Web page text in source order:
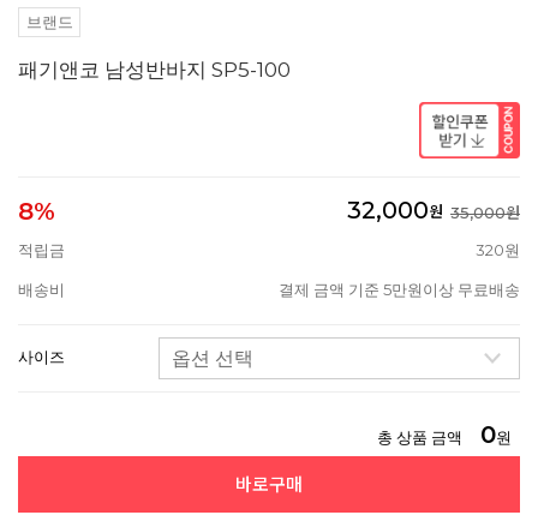
브랜드
패기앤코 남성반바지 SP5-100
8% 32,000원 35,000원
적립금
320원
배송비 결제 금액 기준 5만원이상 무료배송
사이즈
총 상품 금액 0원
바로구매